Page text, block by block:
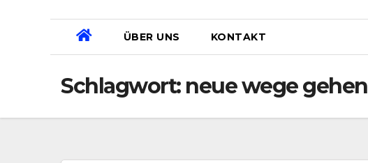
ÜBER UNS KONTAKT
Schlagwort: neue wege gehen